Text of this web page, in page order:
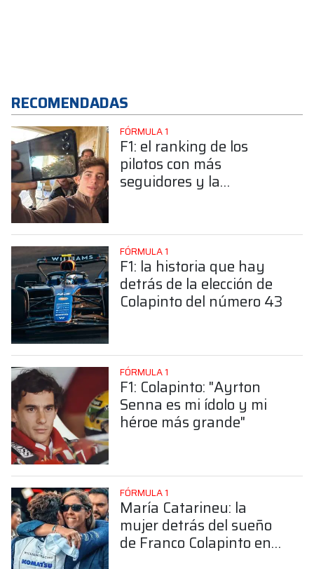
RECOMENDADAS
FÓRMULA 1
F1: el ranking de los
pilotos con más
seguidores y la
FÓRMULA 1
F1: la historia que hay
detrás de la elección de
Colapinto del número 43
FÓRMULA 1
F1: Colapinto: "Ayrton
Senna es mi ídolo y mi
héroe más grande"
FÓRMULA 1
María Catarineu: la
mujer detrás del sueño
de Franco Colapinto en